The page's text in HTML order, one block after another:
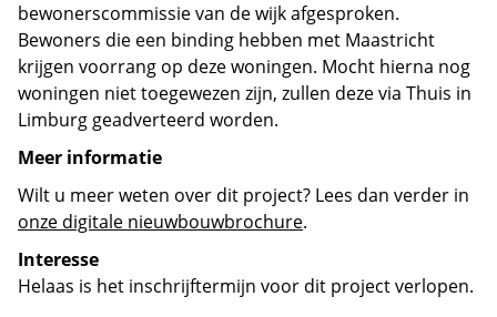
bewonerscommissie van de wijk afgesproken.
Bewoners die een binding hebben met Maastricht
krijgen voorrang op deze woningen. Mocht hierna nog
woningen niet toegewezen zijn, zullen deze via Thuis in
Limburg geadverteerd worden.
Meer informatie
Wilt u meer weten over dit project? Lees dan verder in
onze digitale nieuwbouwbrochure.
Interesse
Helaas is het inschrijftermijn voor dit project verlopen.